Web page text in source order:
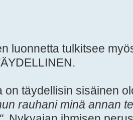
luonnetta tulkitsee
on täydellisin sisäinen
rauhani minä annan